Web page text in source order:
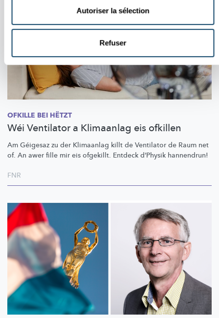
Autoriser la sélection
Refuser
OFKILLE BEI HËTZT
Wéi Ventilator a Klimaanlag eis ofkillen
Am Géigesaz zu der Klimaanlag killt de Ventilator de Raum net
of. An awer fille mir eis ofgekillt. Entdeck d’Physik hannendrun!
FNR